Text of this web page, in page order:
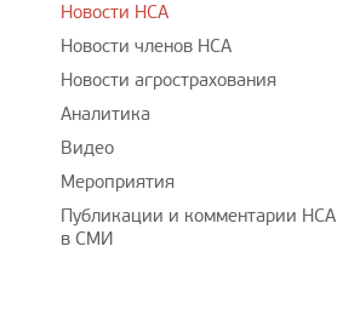
Новости НСА
Новости членов НСА
Новости агрострахования
Аналитика
Видео
Мероприятия
Публикации и комментарии НСА
в СМИ